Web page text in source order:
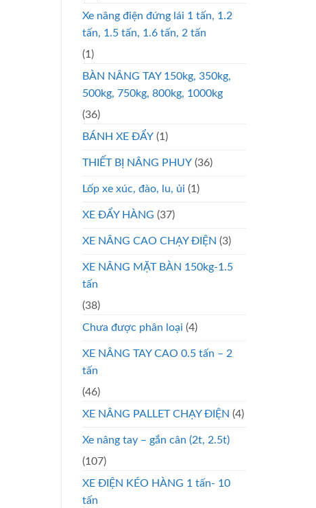
Xe nâng điện đứng lái 1 tấn, 1.2
tấn, 1.5 tấn, 1.6 tấn, 2 tấn
(1)
BÀN NÂNG TAY 150kg, 350kg,
500kg, 750kg, 800kg, 1000kg
(36)
BÁNH XE ĐẨY (1)
THIẾT BỊ NÂNG PHUY (36)
Lốp xe xúc, đào, lu, ủi (1)
XE ĐẨY HÀNG (37)
XE NÂNG CAO CHẠY ĐIỆN (3)
XE NÂNG MẶT BÀN 150kg-1.5
tấn
(38)
Chưa được phân loại (4)
XE NÂNG TAY CAO 0.5 tấn – 2
tấn
(46)
XE NÂNG PALLET CHẠY ĐIỆN (4)
Xe nâng tay – gắn cân (2t, 2.5t)
(107)
XE ĐIỆN KÉO HÀNG 1 tấn- 10
tấn